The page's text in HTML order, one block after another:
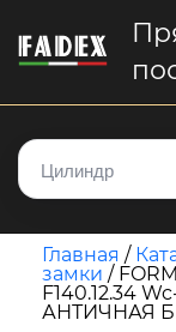
Главная /
замки /
F140.12.34
АНТИЧНАЯ